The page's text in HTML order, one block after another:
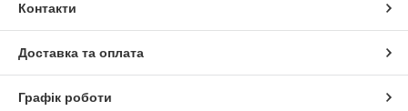
Контакти
Доставка та оплата
Графік роботи